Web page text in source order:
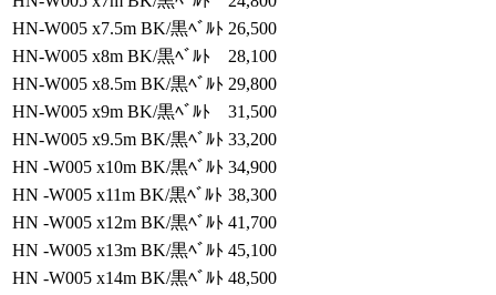
HN-W005 x7.5m BK/黒ﾍﾞﾙﾄ 26,500
HN-W005 x8m BK/黒ﾍﾞﾙﾄ
28,100
HN-W005 x8.5m BK/黒ﾍﾞﾙﾄ 29,800
HN-W005 x9m BK/黒ﾍﾞﾙﾄ
31,500
HN-W005 x9.5m BK/黒ﾍﾞﾙﾄ 33,200
HN -W005 x10m BK/黒ﾍﾞﾙﾄ 34,900
HN -W005 x11m BK/黒ﾍﾞﾙﾄ 38,300
HN -W005 x12m BK/黒ﾍﾞﾙﾄ 41,700
HN -W005 x13m BK/黒ﾍﾞﾙﾄ 45,100
HN -W005 x14m BK/黒ﾍﾞﾙﾄ 48,500